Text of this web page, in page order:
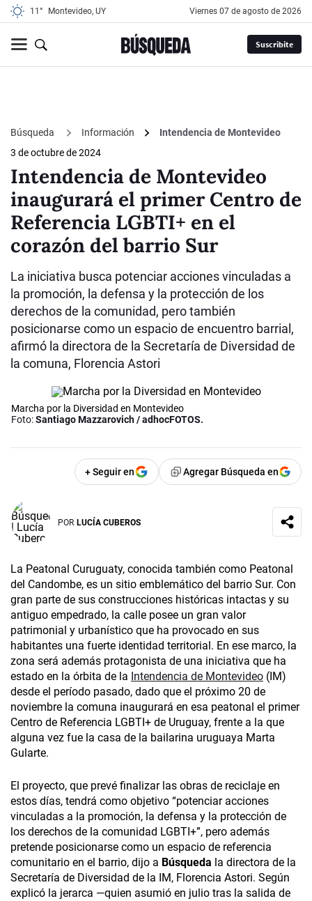
11° Montevideo, UY viernes 07 de agosto de 2026
Suscribite
Búsqueda Información
Intendencia de Montevideo
3 de octubre de 2024
Intendencia de Montevideo
inaugurará el primer Centro de
Referencia LGBTI+ en el
corazón del barrio Sur
La iniciativa busca potenciar acciones vinculadas a
la promoción, la defensa y la protección de los
derechos de la comunidad, pero también
posicionarse como un espacio de encuentro barrial,
afirmó la directora de la Secretaría de Diversidad de
la comuna, Florencia Astori
Marcha por la Diversidad en Montevideo
Foto:Santiago Mazzarovich / adhocFOTOS.
+ Seguir en Agregar Búsqueda en
POR LUCÍA CUBEROS
La Peatonal Curuguaty, conocida también como Peatonal
del Candombe, es un sitio emblemático del barrio Sur. Con
gran parte de sus construcciones históricas intactas y su
antiguo empedrado, la calle posee un gran valor
patrimonial y urbanístico que ha provocado en sus
habitantes una fuerte identidad territorial. En ese marco, la
zona será además protagonista de una iniciativa que ha
estado en la órbita de la Intendencia de Montevideo (IM)
desde el período pasado, dado que el próximo 20 de
noviembre la comuna inaugurará en esa peatonal el primer
Centro de Referencia LGBTI+ de Uruguay, frente a la que
alguna vez fue la casa de la bailarina uruguaya Marta
Gularte.
El proyecto, que prevé finalizar las obras de reciclaje en
estos días, tendrá como objetivo “potenciar acciones
vinculadas a la promoción, la defensa y la protección de
los derechos de la comunidad LGBTI+”, pero además
pretende posicionarse como un espacio de referencia
comunitario en el barrio, dijo a Búsqueda la directora de la
Secretaría de Diversidad de la IM, Florencia Astori. Según
explicó la jerarca —quien asumió en julio tras la salida de